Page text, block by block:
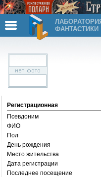
ФАНТАСТИКИ
Регистрационная
Псевдоним
ФИО
Пол
День рождения
Место жительства
Дата регистрации
Последнее посещение